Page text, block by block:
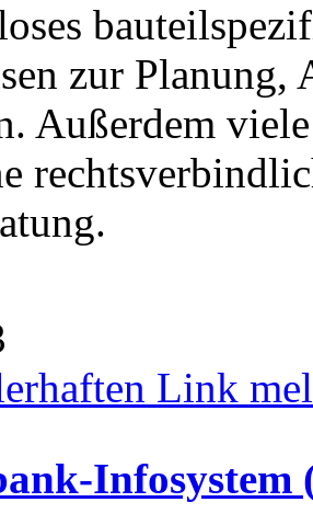
zur Planung,
Außerdem
Link